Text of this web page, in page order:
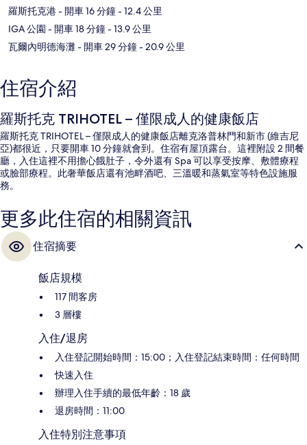
羅斯托克港- 開車 16 分鐘- 12.4 公里
IGA 公園 - 開車 18 分鐘- 13.9 公里
瓦爾內明德海灘- 開車 29 分鐘- 20.9 公里
住宿介紹
羅斯托克 TRIHOTEL – 僅限成人的健康飯店
羅斯托克 TRIHOTEL – 僅限成人的健康飯店離克洛普林門和新市 (維吉尼
亞)都很近，只要開車 10 分鐘就會到。住宿有屋頂露台。這裡附設 2 間餐
廳，入住這裡不用擔心餓肚子，令外還有 Spa 可以享受按摩、敷體療程
或臉部療程。此奢華飯店還有池畔酒吧、三溫暖和蒸氣室等特色設施服
務。
更多此住宿的相關資訊
住宿摘要
飯店規模
117 間客房
3 層樓
入住/退房
入住登記開始時間：15:00；入住登記結束時間：任何時間
快速入住
辦理入住手續的最低年齡：18 歲
退房時間：11:00
入住特別注意事項